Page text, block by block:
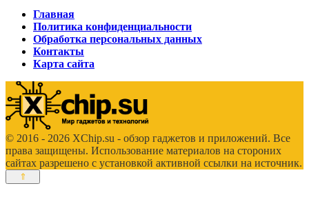
Главная
Политика конфиденциальности
Обработка персональных данных
Контакты
Карта сайта
© 2016 - 2026 XChip.su - обзор гаджетов и приложений. Все
права защищены. Использование материалов на стороних
сайтах разрешено с установкой активной ссылки на источник.